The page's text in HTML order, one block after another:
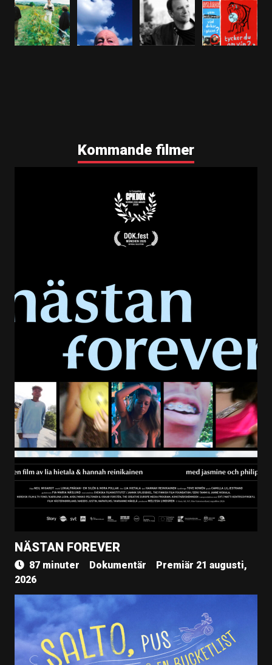
Kommande filmer
NÄSTAN FOREVER
87 minuter Dokumentär
Premiär 21 augusti,
2026